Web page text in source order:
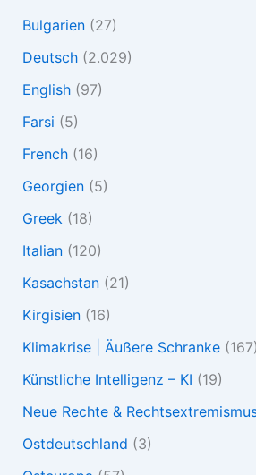
Bulgarien(27)
Deutsch(2.029)
English(97)
Farsi (5)
French(16)
Georgien(5)
Greek(18)
Italian(120)
Kasachstan(21)
Kirgisien(16)
Klimakrise | Äußere Schranke(167)
Künstliche Intelligenz – KI (19)
Neue Rechte &
Ostdeutschland (3)